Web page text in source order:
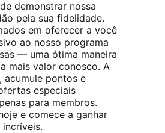
demonstrar nossa
pela sua fidelidade.
em oferecer a você
ao nosso programa
— uma ótima maneira
mais valor conosco. A
acumule pontos e
especiais
para membros.
e comece a ganhar
incríveis.